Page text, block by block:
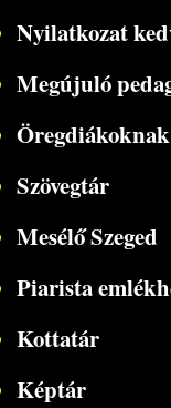
Nyilatkozat
Megújuló
Öregdiákoknak
Szövegtár
Mesélő Szeged
Piarista
Kottatár
Képtár